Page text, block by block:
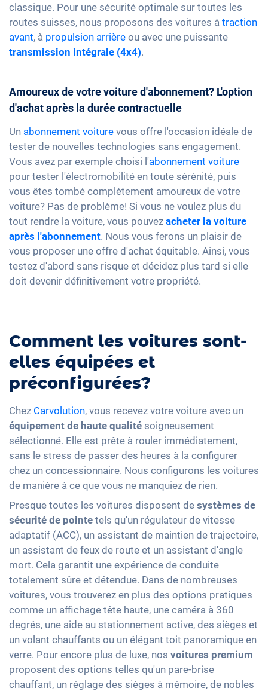
classique. Pour une sécurité optimale sur toutes les
routes suisses, nous proposons des voitures à traction
avant, à propulsion arrière ou avec une puissante
transmission intégrale (4x4).
Amoureux de votre voiture d'abonnement? L'option
d'achat après la durée contractuelle
Un abonnement voiture vous offre l'occasion idéale de
tester de nouvelles technologies sans engagement.
Vous avez par exemple choisi l'abonnement voiture
pour tester l'électromobilité en toute sérénité, puis
vous êtes tombé complètement amoureux de votre
voiture? Pas de problème! Si vous ne voulez plus du
tout rendre la voiture, vous pouvez acheter la voiture
après l'abonnement. Nous vous ferons un plaisir de
vous proposer une offre d'achat équitable. Ainsi, vous
testez d'abord sans risque et décidez plus tard si elle
doit devenir définitivement votre propriété.
Comment les voitures sont-
elles équipées et
préconfigurées?
Chez Carvolution, vous recevez votre voiture avec un
équipement de haute qualité soigneusement
sélectionné. Elle est prête à rouler immédiatement,
sans le stress de passer des heures à la configurer
chez un concessionnaire. Nous configurons les voitures
de manière à ce que vous ne manquiez de rien.
Presque toutes les voitures disposent de systèmes de
sécurité de pointe tels qu'un régulateur de vitesse
adaptatif (ACC), un assistant de maintien de trajectoire,
un assistant de feux de route et un assistant d'angle
mort. Cela garantit une expérience de conduite
totalement sûre et détendue. Dans de nombreuses
voitures, vous trouverez en plus des options pratiques
comme un affichage tête haute, une caméra à 360
degrés, une aide au stationnement active, des sièges et
un volant chauffants ou un élégant toit panoramique en
verre. Pour encore plus de luxe, nos voitures premium
proposent des options telles qu'un pare-brise
chauffant, un réglage des sièges à mémoire, de nobles